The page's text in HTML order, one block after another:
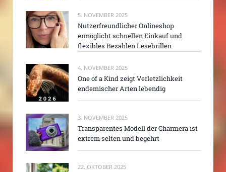
5. NOVEMBER 2025
Nutzerfreundlicher Onlineshop
ermöglicht schnellen Einkauf und
flexibles Bezahlen Lesebrillen
4. NOVEMBER 2025
One of a Kind zeigt Verletzlichkeit
endemischer Arten lebendig
3. NOVEMBER 2025
Transparentes Modell der Charmera ist
extrem selten und begehrt
22. OKTOBER 2025